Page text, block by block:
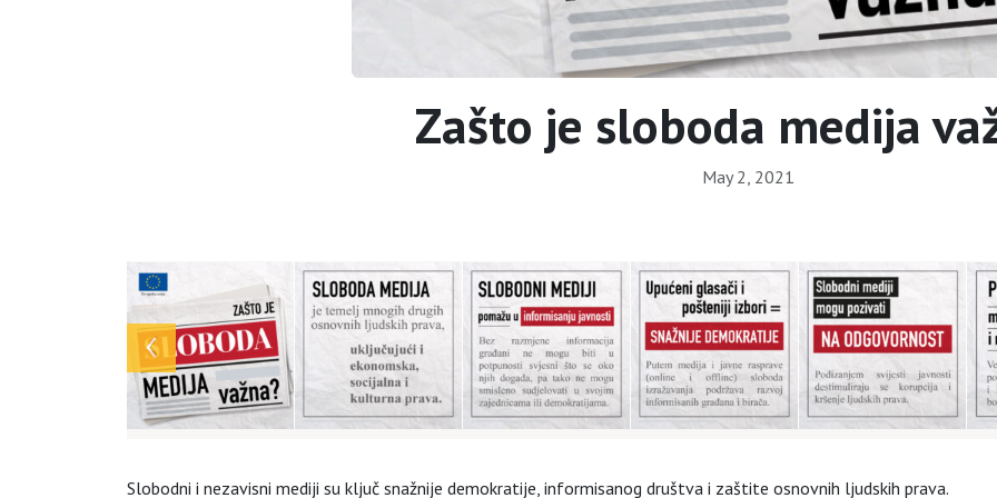
Zašto je sloboda medija
May 2, 2021
Slobodni i nezavisni mediji su ključ snažnije demokratije, informisanog društva i zaštite osnovnih ljudskih prava.